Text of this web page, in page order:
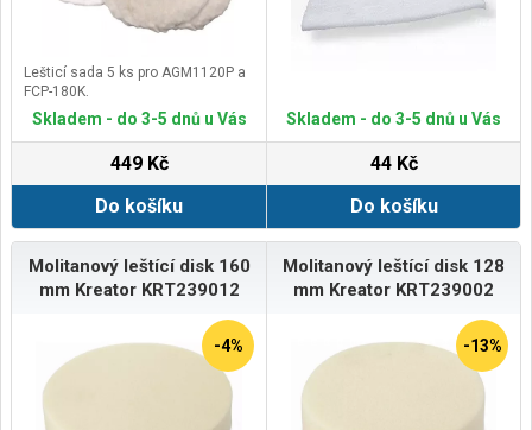
Lešticí sada 5 ks pro AGM1120P a
FCP-180K.
Skladem - do 3-5 dnů u Vás
449 Kč
Do košíku
Skladem - do 3-5 dnů u Vás
44 Kč
Do košíku
Molitanový leštící disk 160
mm Kreator KRT239012
-4%
Molitanový leštící disk 128
mm Kreator KRT239002
-13%